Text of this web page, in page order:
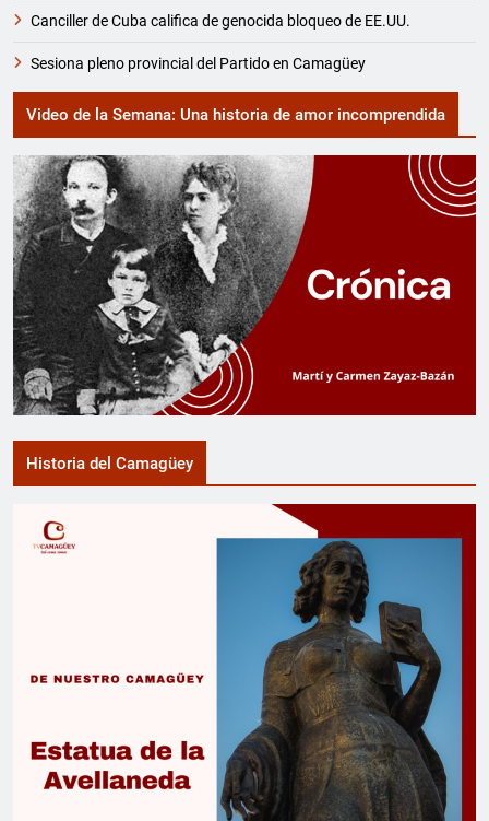
Canciller de Cuba califica de genocida bloqueo de EE.UU.
Sesiona pleno provincial del Partido en Camagüey
Video de la Semana: Una historia de amor incomprendida
Historia del Camagüey